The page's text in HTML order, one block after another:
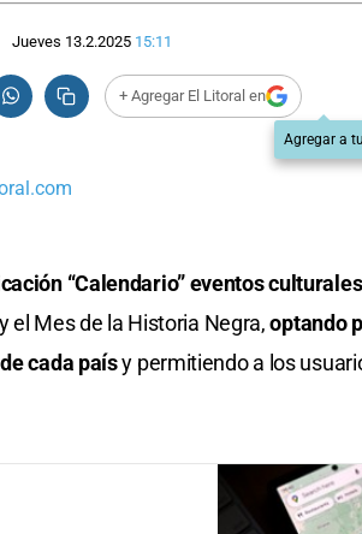
Jueves 13.2.2025 15:11
+ Agregar El Litoral en
Agregar a
“Calendario” eventos culturales
el Mes de la Historia Negra,optando
cada paísy permitiendo a los